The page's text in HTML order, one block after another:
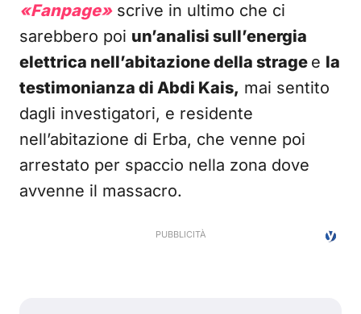
«Fanpage»scrive in ultimo che ci
sarebbero poi un’analisi sull’energia
elettrica nell’abitazione della strage e la
testimonianza di Abdi Kais, mai sentito
dagli investigatori, e residente
nell’abitazione di Erba, che venne poi
arrestato per spaccio nella zona dove
avvenne il massacro.